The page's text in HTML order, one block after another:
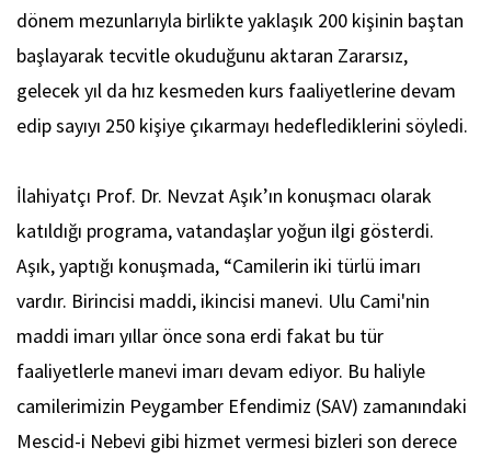
dönem mezunlarıyla birlikte yaklaşık 200 kişinin baştan
başlayarak tecvitle okuduğunu aktaran Zararsız,
gelecek yıl da hız kesmeden kurs faaliyetlerine devam
edip sayıyı 250 kişiye çıkarmayı hedeflediklerini söyledi.
İlahiyatçı Prof. Dr. Nevzat Aşık’ın konuşmacı olarak
katıldığı programa, vatandaşlar yoğun ilgi gösterdi.
Aşık, yaptığı konuşmada, “Camilerin iki türlü imarı
vardır. Birincisi maddi, ikincisi manevi. Ulu Cami'nin
maddi imarı yıllar önce sona erdi fakat bu tür
faaliyetlerle manevi imarı devam ediyor. Bu haliyle
camilerimizin Peygamber Efendimiz (SAV) zamanındaki
Mescid-i Nebevi gibi hizmet vermesi bizleri son derece